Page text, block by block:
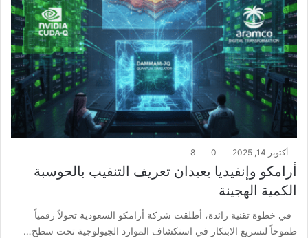
أكتوبر 14, 2025 0
8
أرامكو وإنفيديا يعيدان تعريف التنقيب بالحوسبة
الكمية الهجينة
في خطوة تقنية رائدة، أطلقت شركة أرامكو السعودية تحولاً رقمياً
طموحاً لتسريع الابتكار في استكشاف الموارد الجيولوجية تحت سطح…